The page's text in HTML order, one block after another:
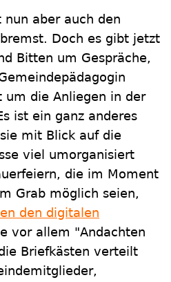
nun aber auch den
Doch es gibt jetzt
Bitten um Gespräche,
um die Anliegen in der
ist ein ganz anderes
mit Blick auf die
viel umorganisiert
die im Moment
Grab möglich seien,
den digitalen
vor allem "Andachten
Briefkästen verteilt